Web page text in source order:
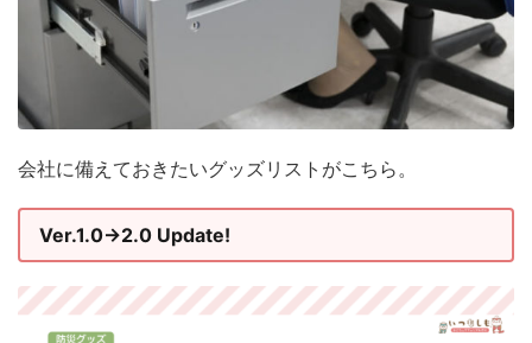
会社に備えておきたいグッズリストがこちら。
Ver.1.0→2.0 Update!